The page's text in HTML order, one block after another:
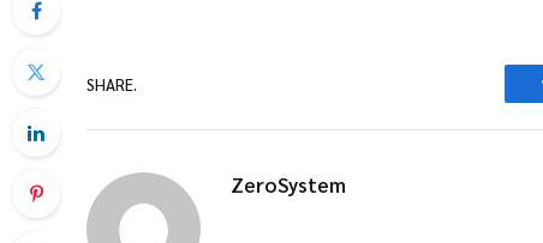
SHARE.
ZeroSystem